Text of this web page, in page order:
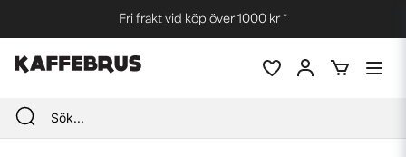
Fri frakt vid köp över 1000 kr *